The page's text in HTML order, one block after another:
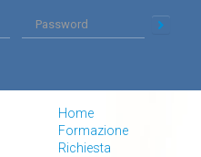
Home
Formazione
Richiesta